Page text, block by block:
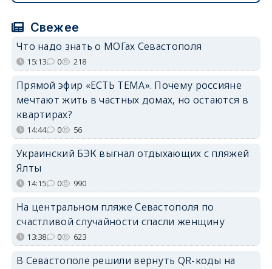
Свежее
Что надо знать о МОГах Севастополя
15:13 0 218
Прямой эфир «ЕСТЬ ТЕМА». Почему россияне
мечтают жить в частных домах, но остаются в
квартирах?
14:44 0 56
Украинский БЭК выгнал отдыхающих с пляжей
Ялты
14:15 0 990
На центральном пляже Севастополя по
счастливой случайности спасли женщину
13:38 0 623
В Севастополе решили вернуть QR-коды на